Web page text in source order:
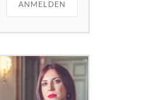
ANMELDEN